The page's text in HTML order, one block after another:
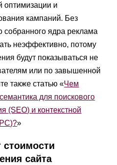
оптимизации и
кампаний. Без
собранного ядра реклама
неэффективно, потому
будут показываться не
или по завышенной
также статью «Чем
для поискового
(SEO) и контекстной
»
стоимости
сайта